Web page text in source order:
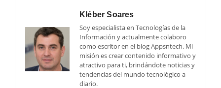
Kléber Soares
Soy especialista en Tecnologías de la
Información y actualmente colaboro
como escritor en el blog Appsntech. Mi
misión es crear contenido informativo y
atractivo para ti, brindándote noticias y
tendencias del mundo tecnológico a
diario.